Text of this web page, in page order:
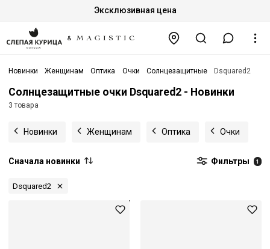
Эксклюзивная цена
Новинки Женщинам Оптика Очки Солнцезащитные Dsquared2
Солнцезащитные очки Dsquared2 - Новинки
3 товара
Новинки Женщинам Оптика Очки
Сначала новинки Фильтры 1
Dsquared2